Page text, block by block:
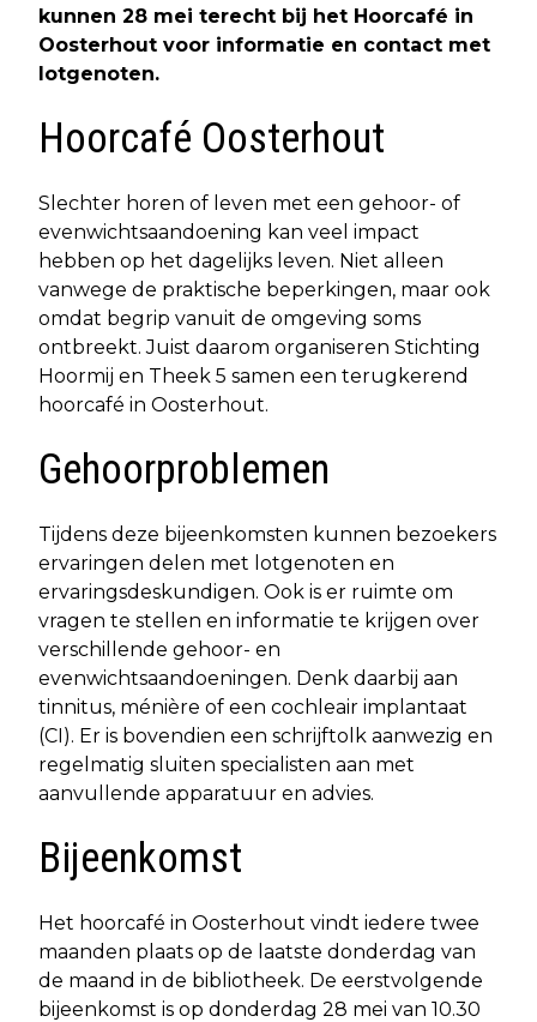
kunnen 28 mei terecht bij het Hoorcafé in
Oosterhout voor informatie en contact met
lotgenoten.
Hoorcafé Oosterhout
Slechter horen of leven met een gehoor- of
evenwichtsaandoening kan veel impact
hebben op het dagelijks leven. Niet alleen
vanwege de praktische beperkingen, maar ook
omdat begrip vanuit de omgeving soms
ontbreekt. Juist daarom organiseren Stichting
Hoormij en Theek 5 samen een terugkerend
hoorcafé in Oosterhout.
Gehoorproblemen
Tijdens deze bijeenkomsten kunnen bezoekers
ervaringen delen met lotgenoten en
ervaringsdeskundigen. Ook is er ruimte om
vragen te stellen en informatie te krijgen over
verschillende gehoor- en
evenwichtsaandoeningen. Denk daarbij aan
tinnitus, ménière of een cochleair implantaat
(CI). Er is bovendien een schrijftolk aanwezig en
regelmatig sluiten specialisten aan met
aanvullende apparatuur en advies.
Bijeenkomst
Het hoorcafé in Oosterhout vindt iedere twee
maanden plaats op de laatste donderdag van
de maand in de bibliotheek. De eerstvolgende
bijeenkomst is op donderdag 28 mei van 10.30